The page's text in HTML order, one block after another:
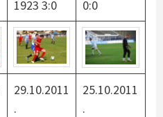
1923 3:0
0:0
29.10.2011
.
25.10.2011
.